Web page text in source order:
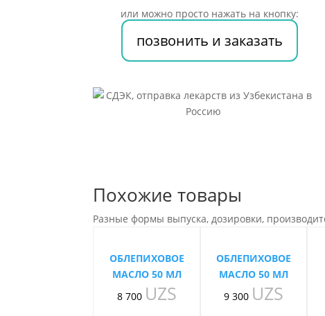
или можно просто нажать на кнопку:
позвонить и заказать
Похожие товары
Разные формы выпуска, дозировки,
ОБЛЕПИХОВОЕ
МАСЛО 50 МЛ
8 700 UZS
ОБЛЕПИХОВОЕ
МАСЛО 50 МЛ
9 300 UZS